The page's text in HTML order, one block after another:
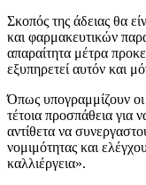
Σκοπός της άδειας θα
και φαρμακευτικών
απαραίτητα μέτρα
εξυπηρετεί αυτόν και
Όπως υπογραμμίζουν οι
τέτοια προσπάθεια για
αντίθετα να
νομιμότητας και
καλλιέργεια».